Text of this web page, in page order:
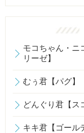
モコちゃん・ニ
リーゼ】
むぅ君【パグ】
どんぐり君【ス
キキ君【ゴール